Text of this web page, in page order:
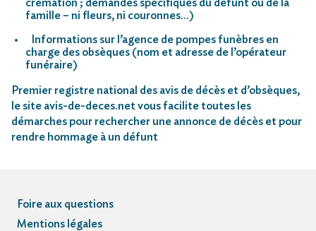
crémation ; demandes spécifiques du défunt ou de la
famille – ni fleurs, ni couronnes…)
Informations sur l’agence de pompes funèbres en
charge des obsèques (nom et adresse de l’opérateur
funéraire)
Premier registre national des avis de décès et d’obsèques,
le site avis-de-deces.net vous facilite toutes les
démarches pour rechercher une annonce de décès et pour
rendre hommage à un défunt
Foire aux questions
Mentions légales